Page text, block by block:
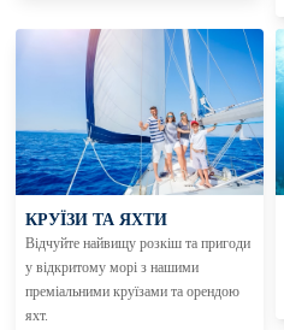
КРУЇЗИ ТА ЯХТИ
Відчуйте найвищу розкіш та пригоди
у відкритому морі з нашими
преміальними круїзами та орендою
яхт.